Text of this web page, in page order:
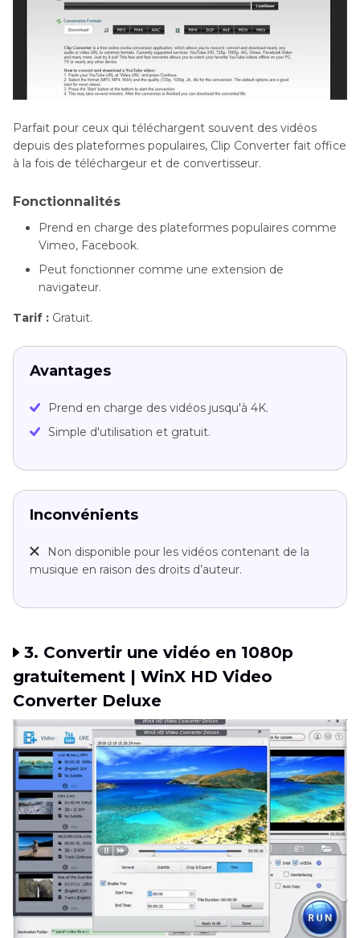
Parfait pour ceux qui téléchargent souvent des vidéos
depuis des plateformes populaires, Clip Converter fait office
à la fois de téléchargeur et de convertisseur.
Fonctionnalités
Prend en charge des plateformes populaires comme
Vimeo, Facebook.
Peut fonctionner comme une extension de
navigateur.
Tarif : Gratuit.
Avantages
Prend en charge des vidéos jusqu'à 4K.
Simple d'utilisation et gratuit.
Inconvénients
Non disponible pour les vidéos contenant de la
musique en raison des droits d’auteur.
3. Convertir une vidéo en 1080p
gratuitement | WinX HD Video
Converter Deluxe